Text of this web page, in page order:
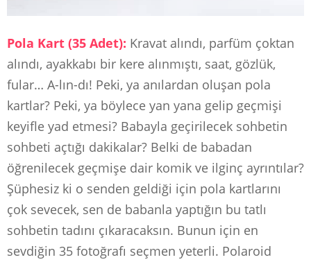
Pola Kart (35 Adet): Kravat alındı, parfüm çoktan
alındı, ayakkabı bir kere alınmıştı, saat, gözlük,
fular… A-lın-dı! Peki, ya anılardan oluşan pola
kartlar? Peki, ya böylece yan yana gelip geçmişi
keyifle yad etmesi? Babayla geçirilecek sohbetin
sohbeti açtığı dakikalar? Belki de babadan
öğrenilecek geçmişe dair komik ve ilginç ayrıntılar?
Şüphesiz ki o senden geldiği için pola kartlarını
çok sevecek, sen de babanla yaptığın bu tatlı
sohbetin tadını çıkaracaksın. Bunun için en
sevdiğin 35 fotoğrafı seçmen yeterli. Polaroid